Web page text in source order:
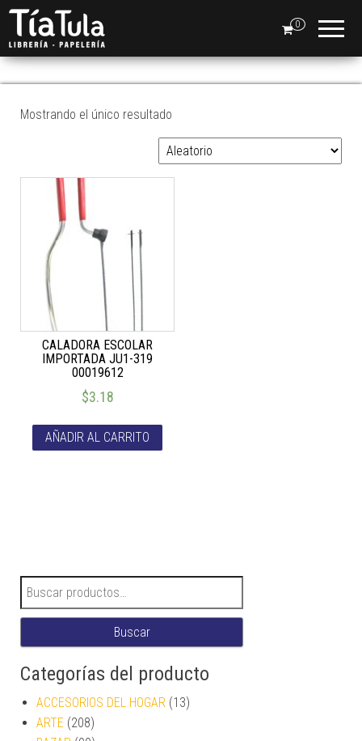
0
CALADORAS
Mostrando el único resultado
CALADORA ESCOLAR
IMPORTADA JU1-319
00019612
$3.18
AÑADIR AL CARRITO
Buscar por:
Buscar
Categorías del producto
ACCESORIOS DEL HOGAR (13)
ARTE (208)